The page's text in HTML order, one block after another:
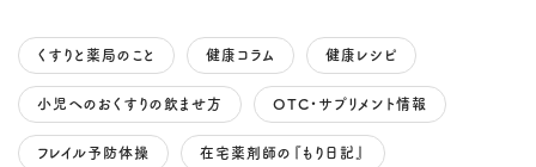
くすりと薬局のこと 健康コラム 健康レシピ
小児へのおくすりの飲ませ方 OTC・サプリメント情報
フレイル予防体操 在宅薬剤師の『もり日記』